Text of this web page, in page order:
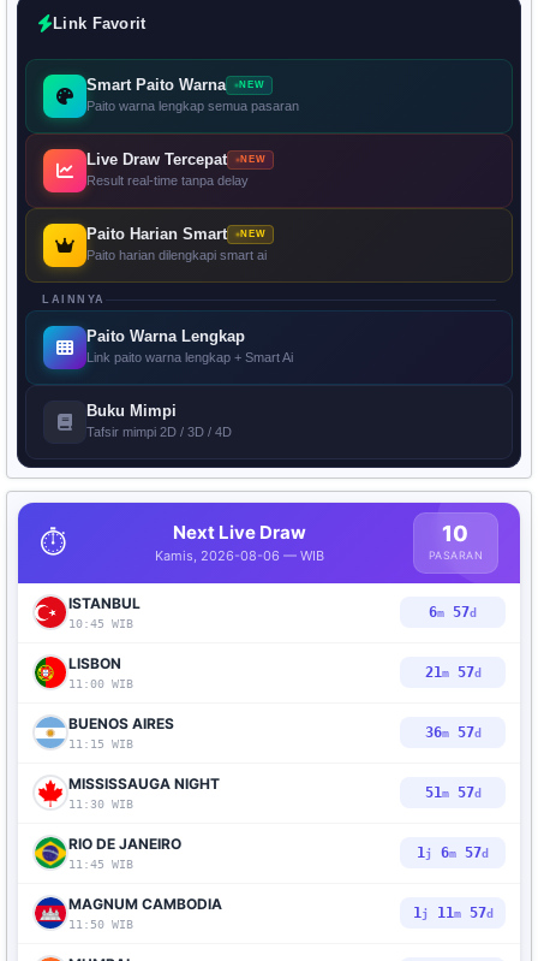
Link Favorit
Smart Paito Warna NEW
Paito warna lengkap semua pasaran
Live Draw Tercepat NEW
Result real-time tanpa delay
Paito Harian Smart NEW
Paito harian dilengkapi smart ai
LAINNYA
Paito Warna Lengkap
Link paito warna lengkap + Smart Ai
Buku Mimpi
Tafsir mimpi 2D / 3D / 4D
⏱️ Next Live Draw
Kamis, 2026-08-06 — WIB
10
PASARAN
ISTANBUL
10:45 WIB
6m 56d
LISBON
11:00 WIB
21m56d
BUENOS AIRES
11:15 WIB
36m56d
MISSISSAUGA NIGHT
11:30 WIB
51m56d
RIO DE JANEIRO
11:45 WIB
1j 6m 56d
MAGNUM CAMBODIA
11:50 WIB
1j 11m56d